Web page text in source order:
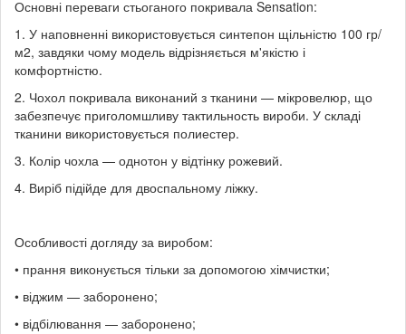
Основні переваги стьоганого покривала Sensation:
1. У наповненні використовується синтепон щільністю 100 гр/
м2, завдяки чому модель відрізняється м'якістю і
комфортністю.
2. Чохол покривала виконаний з тканини — мікровелюр, що
забезпечує приголомшливу тактильность вироби. У складі
тканини використовується полиестер.
3. Колір чохла — однотон у відтінку рожевий.
4. Виріб підійде для двоспальному ліжку.
Особливості догляду за виробом:
• прання виконується тільки за допомогою хімчистки;
• віджим — заборонено;
• відбілювання — заборонено;